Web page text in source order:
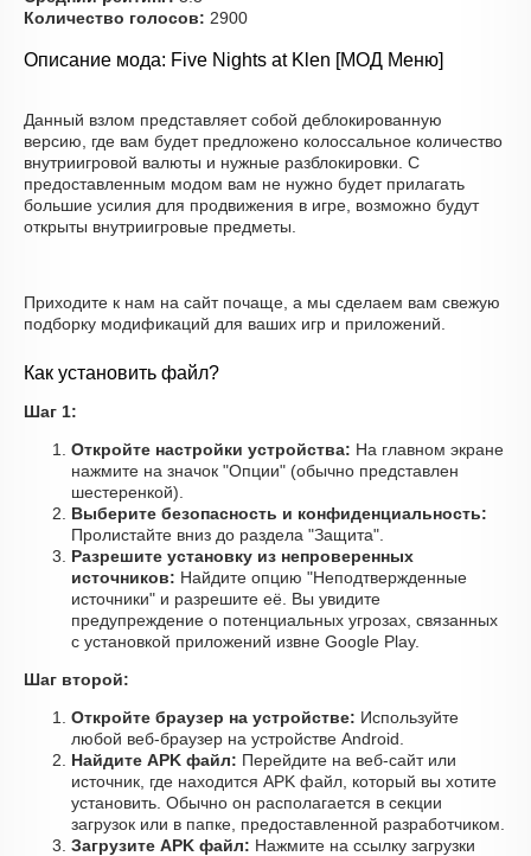
Количество голосов: 2900
Описание мода: Five Nights at Klen [МОД Меню]
Данный взлом представляет собой деблокированную
версию, где вам будет предложено колоссальное количество
внутриигровой валюты и нужные разблокировки. С
предоставленным модом вам не нужно будет прилагать
большие усилия для продвижения в игре, возможно будут
открыты внутриигровые предметы.
Приходите к нам на сайт почаще, а мы сделаем вам свежую
подборку модификаций для ваших игр и приложений.
Как установить файл?
Шаг 1:
Откройте настройки устройства: На главном экране
нажмите на значок "Опции" (обычно представлен
шестеренкой).
Выберите безопасность и конфиденциальность:
Пролистайте вниз до раздела "Защита".
Разрешите установку из непроверенных
источников: Найдите опцию "Неподтвержденные
источники" и разрешите её. Вы увидите
предупреждение о потенциальных угрозах, связанных
с установкой приложений извне Google Play.
Шаг второй:
Откройте браузер на устройстве: Используйте
любой веб-браузер на устройстве Android.
Найдите APK файл: Перейдите на веб-сайт или
источник, где находится APK файл, который вы хотите
установить. Обычно он располагается в секции
загрузок или в папке, предоставленной разработчиком.
Загрузите APK файл: Нажмите на ссылку загрузки